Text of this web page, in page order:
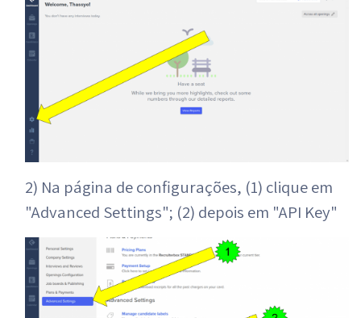
2) Na página de configurações, (1) clique em
"Advanced Settings"; (2) depois em "API Key"